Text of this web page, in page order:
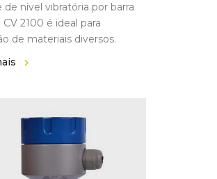
de nível vibratória por barra
2100 é ideal para
de materiais diversos.